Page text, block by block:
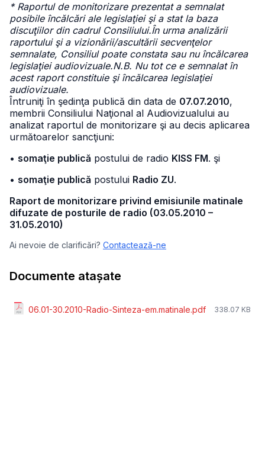
* Raportul de monitorizare prezentat a semnalat
posibile încălcări ale legislaţiei şi a stat la baza
discuţiilor din cadrul Consiliului.În urma analizării
raportului şi a vizionării/ascultării secvenţelor
semnalate, Consiliul poate constata sau nu încălcarea
legislaţiei audiovizuale.N.B. Nu tot ce e semnalat în
acest raport constituie şi încălcarea legislaţiei
audiovizuale.
Întruniţi în şedinţa publică din data de 07.07.2010,
membrii Consiliului Naţional al Audiovizualului au
analizat raportul de monitorizare şi au decis aplicarea
următoarelor sancţiuni:
• somaţie publică postului de radio KISS FM. şi
• somaţie publică postului Radio ZU.
Raport de monitorizare privind emisiunile matinale
difuzate de posturile de radio (03.05.2010 –
31.05.2010)
Ai nevoie de clarificări? Contactează-ne
Documente atașate
06.01-30.2010-Radio-Sinteza-em.matinale.pdf 338.07 KB